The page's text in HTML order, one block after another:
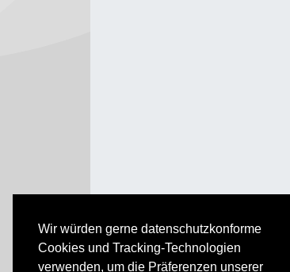
Wir würden gerne datenschutzkonforme
Cookies und Tracking-Technologien
verwenden, um die Präferenzen unserer
VS Aktuell Ausgaben